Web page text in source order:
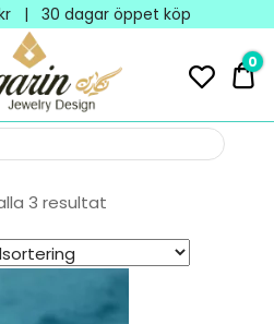
| 30 dagar öppet köp
Personalized
0
0
3 resultat